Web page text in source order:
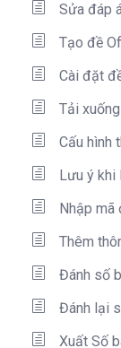
Sửa đáp
Tạo đề
Cài đặt
Tải
Cấu hình
Lưu ý khi
Nhập mã
Thêm
Đánh số
Đánh lại
Xuất Số